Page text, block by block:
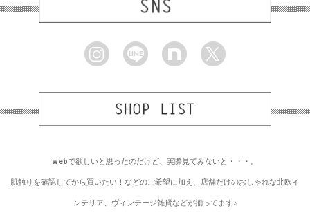
webで欲しいと思ったのだけど、実際見てみないと・・・。
肌触りを確認してから買いたい！などのご希望に加え、店舗だけのおしゃれな北欧イ
ンテリア、ヴィンテージ雑貨などが揃ってます♪